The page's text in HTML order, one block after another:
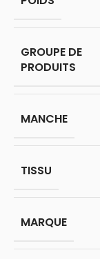
GROUPE DE
PRODUITS
MANCHE
TISSU
MARQUE